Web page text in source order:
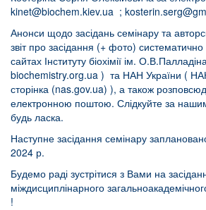
kinet@biochem.kiev.ua ;
Анонси щодо засідань семінару та
звіт про засідання (+ фото)
сайтах Інституту біохімії ім.
biochemistry.org.ua ) та НАН України (
сторінка (nas.gov.ua) ), а також
електронною поштою. Слідкуйте за
будь ласка.
Наступне засідання семінару
2024 р.
Будемо раді зустрітися з Вами на
міждисциплінарного
!